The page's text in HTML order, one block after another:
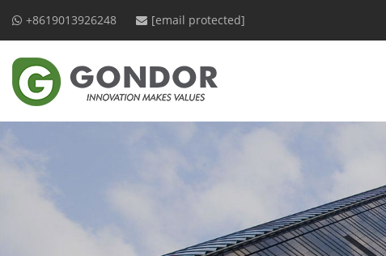
+8619013926248 [email protected]